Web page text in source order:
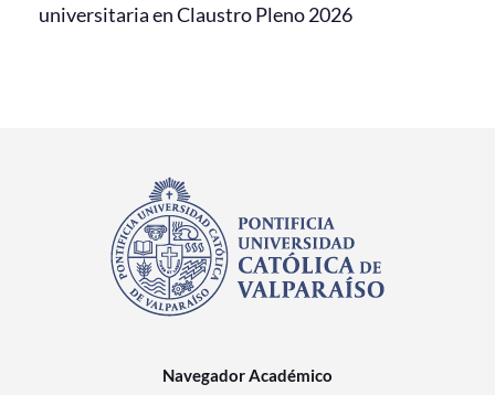
universitaria en Claustro Pleno 2026
Navegador Académico